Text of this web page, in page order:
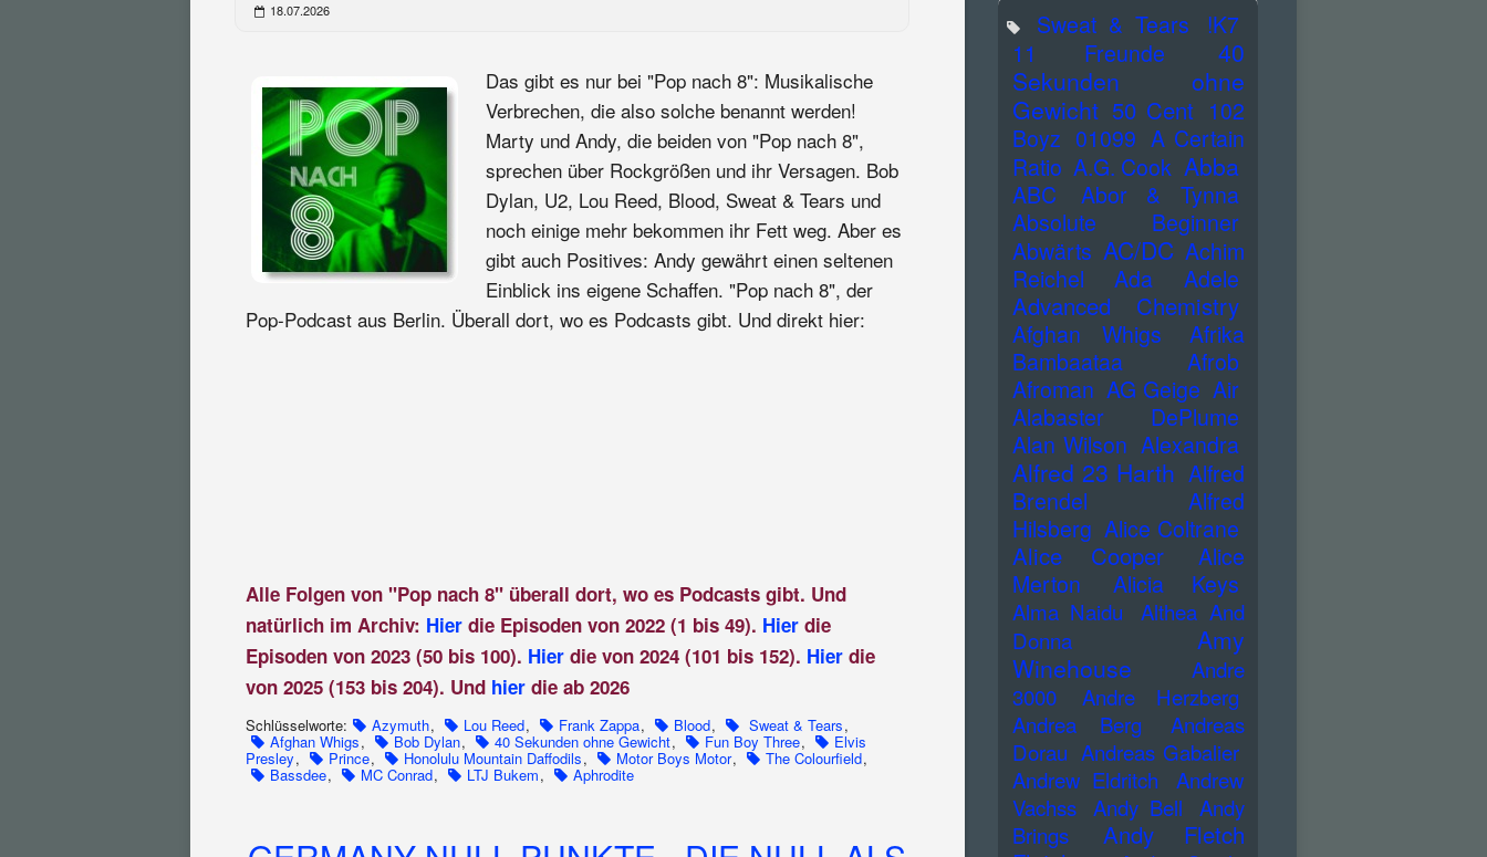
18.07.2026
Das gibt es nur bei "Pop nach 8": Musikalische
Verbrechen, die also solche benannt werden!
Marty und Andy, die beiden von "Pop nach 8",
sprechen über Rockgrößen und ihr Versagen. Bob
Dylan, U2, Lou Reed, Blood, Sweat & Tears und
noch einige mehr bekommen ihr Fett weg. Aber es
gibt auch Positives: Andy gewährt einen seltenen
Einblick ins eigene Schaffen. "Pop nach 8", der
Pop-Podcast aus Berlin. Überall dort, wo es Podcasts gibt. Und direkt hier:
Alle Folgen von "Pop nach 8" überall dort, wo es Podcasts gibt. Und
natürlich im Archiv: Hier die Episoden von 2022 (1 bis 49). Hier die
Episoden von 2023 (50 bis 100). Hier die von 2024 (101 bis 152). Hier die
von 2025 (153 bis 204). Und hier die ab 2026
Schlüsselworte: Azymuth, Lou Reed, Frank Zappa, Blood, Sweat & Tears,
Afghan Whigs, Bob Dylan, 40 Sekunden ohne Gewicht, Fun Boy Three, Elvis
Presley, Prince, Honolulu Mountain Daffodils, Motor Boys Motor, The Colourfield,
Bassdee, MC Conrad, LTJ Bukem, Aphrodite
Sweat & Tears
!K7
11 Freunde
40
Sekunden ohne
Gewicht 50 Cent 102
Boyz 01099 A Certain
Ratio A.G. Cook Abba
ABC
Abor & Tynna
Absolute Beginner
Abwärts AC/DC Achim
Reichel
Ada Adele
Advanced Chemistry
Afghan Whigs
Afrika
Bambaataa
Afrob
Afroman AG Geige Air
Alabaster DePlume
Alan Wilson Alexandra
Alfred 23 Harth Alfred
Brendel
Alfred
Hilsberg Alice Coltrane
Alice Cooper
Alice
Merton
Alicia Keys
Alma Naidu
Althea And
Donna
Amy
Winehouse
Andre
3000
Andre Herzberg
Andrea Berg
Andreas
Dorau Andreas Gabalier
Andrew Eldritch
Andrew
Vachss Andy Bell
Andy
Brings
Andy Fletch